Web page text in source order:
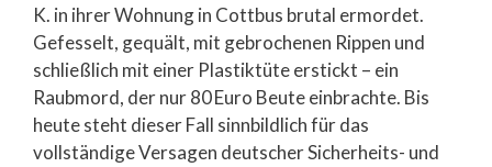
K. in ihrer Wohnung in Cottbus brutal ermordet.
Gefesselt, gequält, mit gebrochenen Rippen und
schließlich mit einer Plastiktüte erstickt – ein
Raubmord, der nur 80 Euro Beute einbrachte. Bis
heute steht dieser Fall sinnbildlich für das
vollständige Versagen deutscher Sicherheits- und